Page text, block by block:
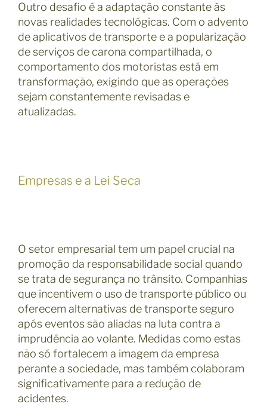
Outro desafio é a adaptação constante às
novas realidades tecnológicas. Com o advento
de aplicativos de transporte e a popularização
de serviços de carona compartilhada, o
comportamento dos motoristas está em
transformação, exigindo que as operações
sejam constantemente revisadas e
atualizadas.
Empresas e a Lei Seca
O setor empresarial tem um papel crucial na
promoção da responsabilidade social quando
se trata de segurança no trânsito. Companhias
que incentivem o uso de transporte público ou
oferecem alternativas de transporte seguro
após eventos são aliadas na luta contra a
imprudência ao volante. Medidas como estas
não só fortalecem a imagem da empresa
perante a sociedade, mas também colaboram
significativamente para a redução de
acidentes.